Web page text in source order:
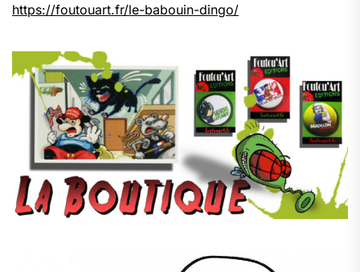
https://foutouart.fr/le-babouin-dingo/